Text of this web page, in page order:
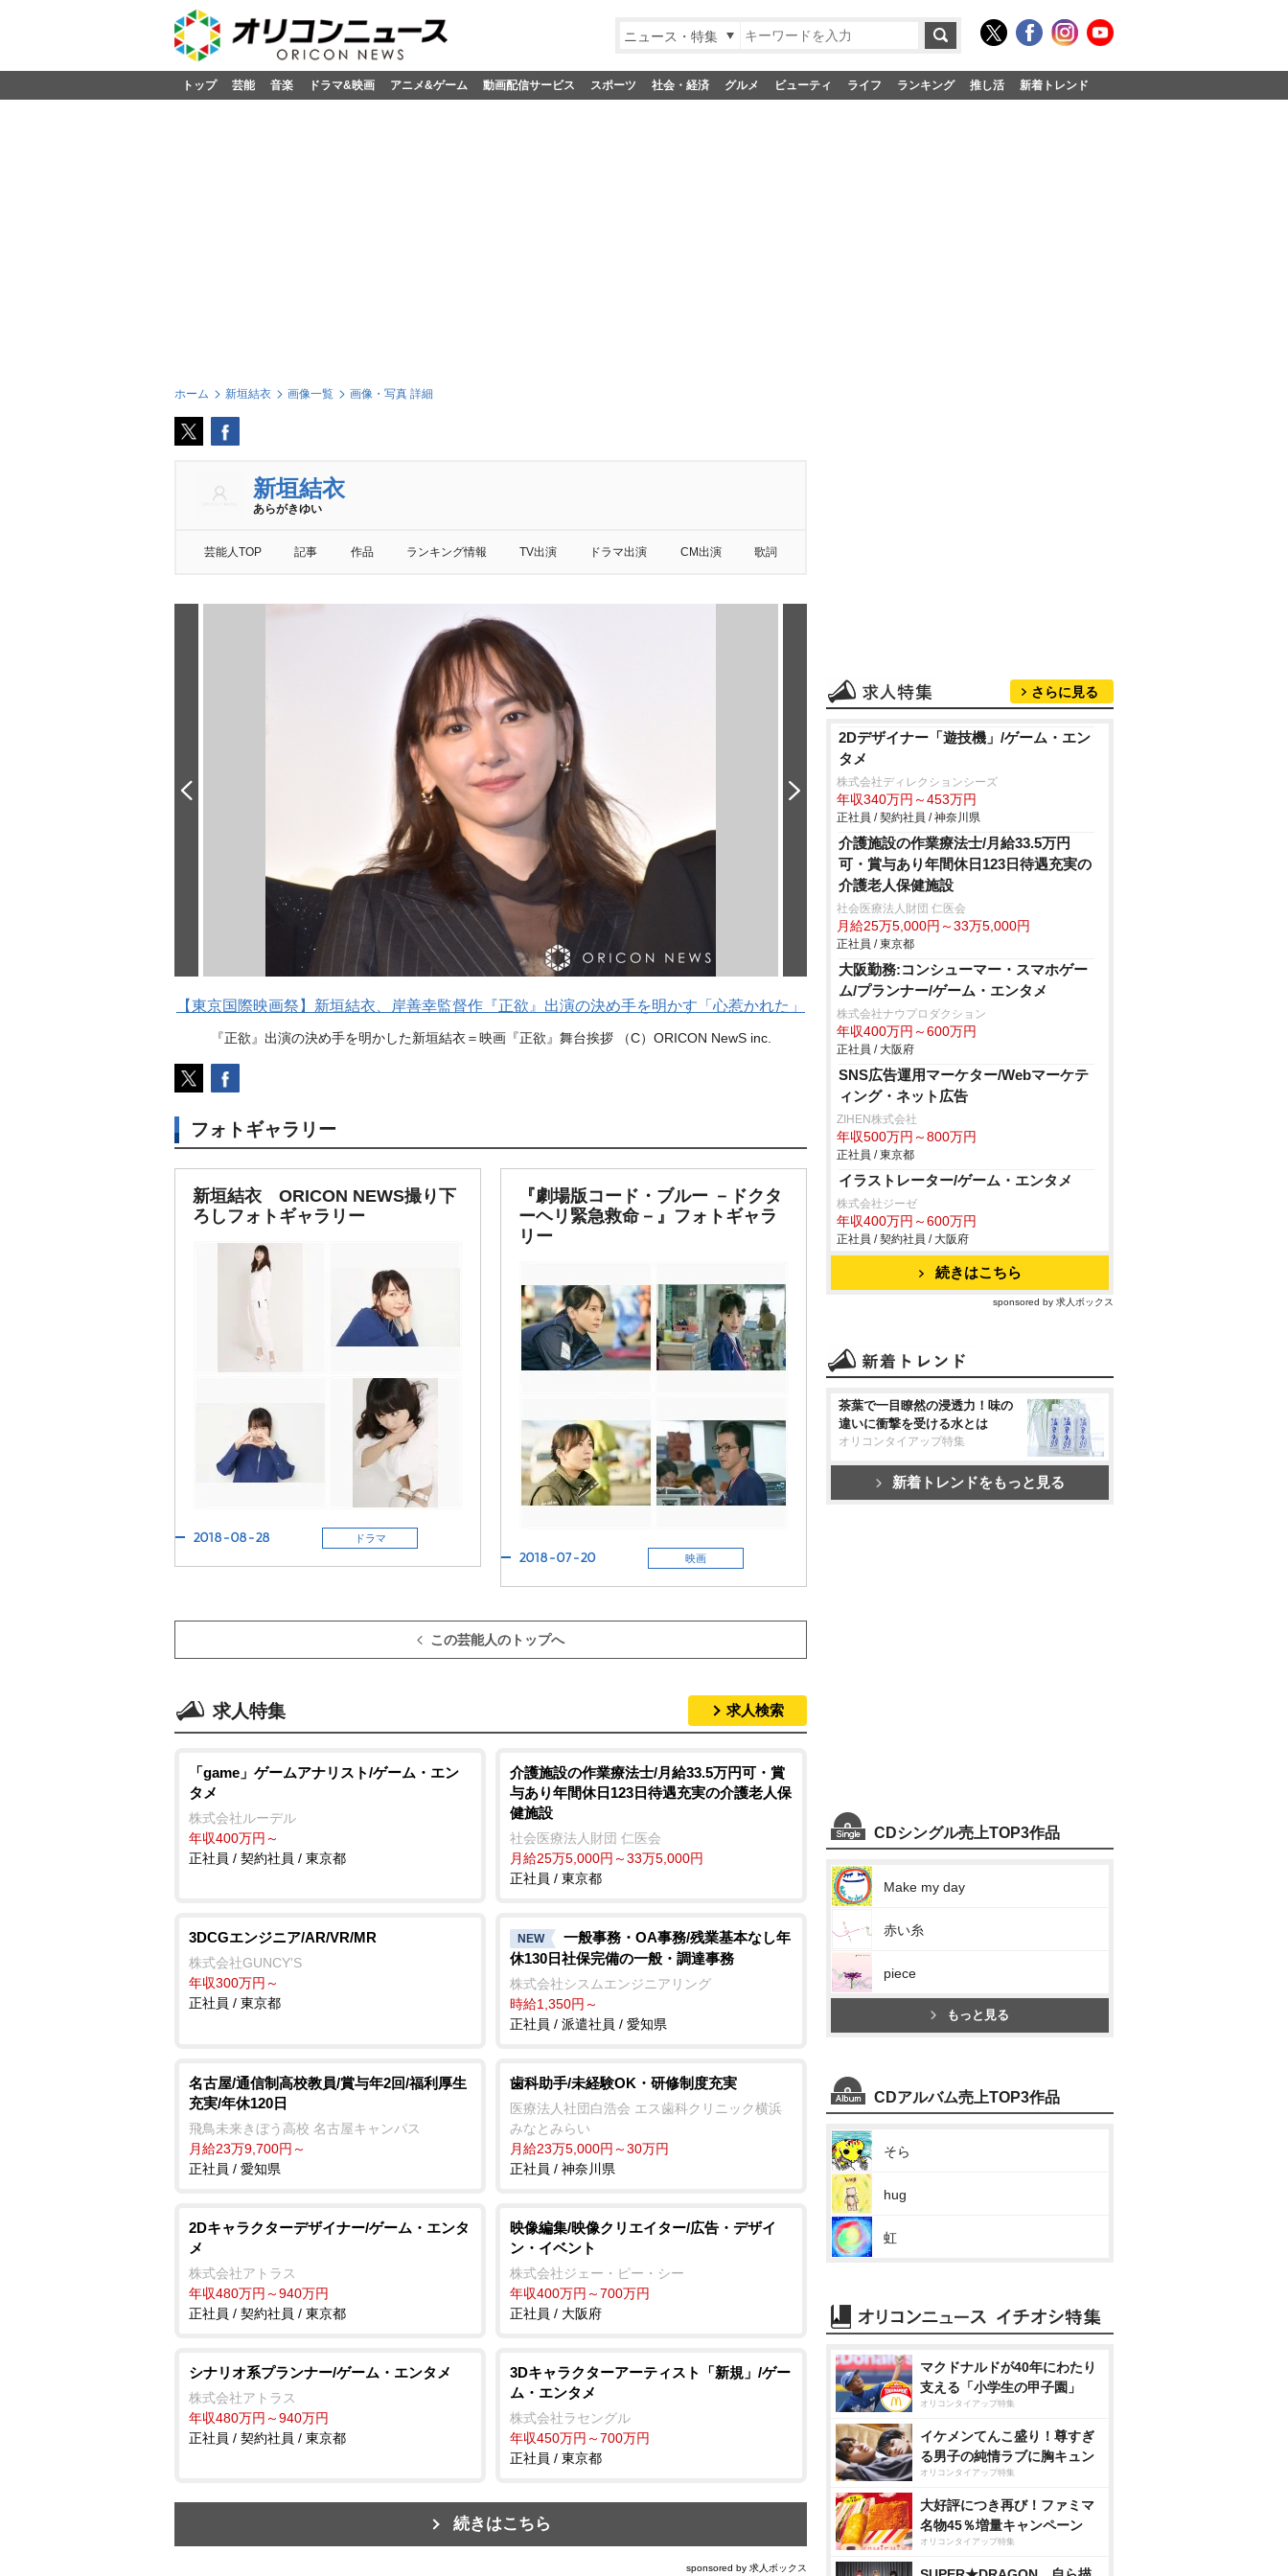
ニュース・特集
トップ 芸能 音楽 ドラマ&映画 アニメ&ゲーム 動画配信サービス スポーツ 社会・経済 グルメ ビューティ ライフ ランキング 推し活 新着トレンド
ホーム 新垣結衣 画像一覧 画像・写真 詳細
新垣結衣
あらがきゆい
芸能人TOP 記事 作品 ランキング情報 TV出演 ドラマ出演 CM出演 歌詞
【東京国際映画祭】新垣結衣、岸善幸監督作『正欲』出演の決め手を明かす「心惹かれた」
『正欲』出演の決め手を明かした新垣結衣＝映画『正欲』舞台挨拶 （C）ORICON NewS inc.
フォトギャラリー
新垣結衣 ORICON NEWS撮り下
ろしフォトギャラリー
2018-08-28 ドラマ
『劇場版コード・ブルー －ドクタ
ーヘリ緊急救命－』フォトギャラ
リー
2018-07-20 映画
この芸能人のトップへ
求人特集 求人検索
「game」ゲームアナリスト/ゲーム・エン
タメ
株式会社ルーデル
年収400万円～
正社員 / 契約社員 / 東京都
介護施設の作業療法士/月給33.5万円可・賞
与あり年間休日123日待遇充実の介護老人保
健施設
社会医療法人財団 仁医会
月給25万5,000円～33万5,000円
正社員 / 東京都
3DCGエンジニア/AR/VR/MR
株式会社GUNCY'S
年収300万円～
正社員 / 東京都
NEW
一般事務・OA事務/残業基本なし年
休130日社保完備の一般・調達事務
株式会社シスムエンジニアリング
時給1,350円～
正社員 / 派遣社員 / 愛知県
名古屋/通信制高校教員/賞与年2回/福利厚生
充実/年休120日
飛鳥未来きぼう高校 名古屋キャンパス
月給23万9,700円～
正社員 / 愛知県
歯科助手/未経験OK・研修制度充実
医療法人社団白浩会 エス歯科クリニック横浜
みなとみらい
月給23万5,000円～30万円
正社員 / 神奈川県
2Dキャラクターデザイナー/ゲーム・エンタ
メ
株式会社アトラス
年収480万円～940万円
正社員 / 契約社員 / 東京都
映像編集/映像クリエイター/広告・デザイ
ン・イベント
株式会社ジェー・ピー・シー
年収400万円～700万円
正社員 / 大阪府
シナリオ系プランナー/ゲーム・エンタメ
株式会社アトラス
年収480万円～940万円
正社員 / 契約社員 / 東京都
3Dキャラクターアーティスト「新規」/ゲー
ム・エンタメ
株式会社ラセングル
年収450万円～700万円
正社員 / 東京都
続きはこちら
sponsored by 求人ボックス
さらに見る
2Dデザイナー「遊技機」/ゲーム・エン
タメ
株式会社ディレクションシーズ
年収340万円～453万円
正社員 / 契約社員 / 神奈川県
介護施設の作業療法士/月給33.5万円
可・賞与あり年間休日123日待遇充実の
介護老人保健施設
社会医療法人財団 仁医会
月給25万5,000円～33万5,000円
正社員 / 東京都
大阪勤務:コンシューマー・スマホゲー
ム/プランナー/ゲーム・エンタメ
株式会社ナウプロダクション
年収400万円～600万円
正社員 / 大阪府
SNS広告運用マーケター/Webマーケテ
ィング・ネット広告
ZIHEN株式会社
年収500万円～800万円
正社員 / 東京都
イラストレーター/ゲーム・エンタメ
株式会社ジーゼ
年収400万円～600万円
正社員 / 契約社員 / 大阪府
続きはこちら
sponsored by 求人ボックス
茶葉で一目瞭然の浸透力！味の
違いに衝撃を受ける水とは
オリコンタイアップ特集
新着トレンドをもっと見る
CDシングル売上TOP3作品
Make my day
赤い糸
piece
もっと見る
CDアルバム売上TOP3作品
そら
hug
虹
マクドナルドが40年にわたり
支える「小学生の甲子園」
オリコンタイアップ特集
イケメンてんこ盛り！尊すぎ
る男子の純情ラブに胸キュン
オリコンタイアップ特集
大好評につき再び！ファミマ
名物45％増量キャンペーン
オリコンタイアップ特集